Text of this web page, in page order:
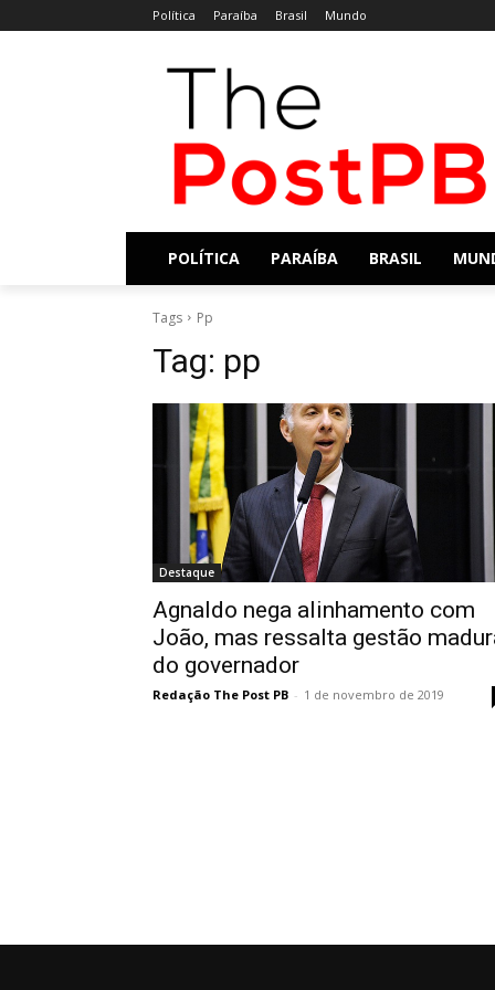
Política Paraíba Brasil Mundo
POLÍTICA PARAÍBA BRASIL
Tags Pp
Tag: pp
Destaque
Agnaldo nega alinhamento com
João, mas ressalta gestão
do governador
Redação The Post PB - 1 de novembro de 2019